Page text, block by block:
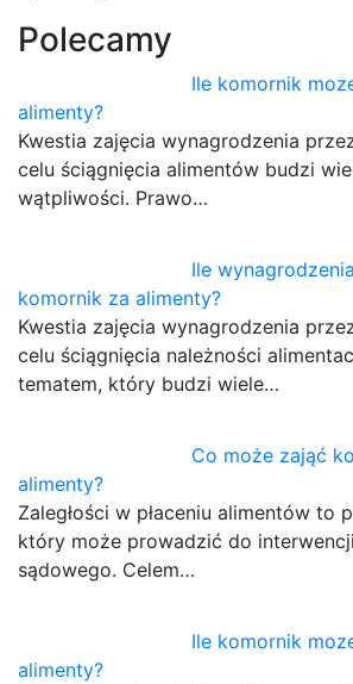
Polecamy
Ile komornik
alimenty?
Kwestia zajęcia wynagrodzenia
celu ściągnięcia alimentów budzi
wątpliwości. Prawo…
Ile
komornik za alimenty?
Kwestia zajęcia wynagrodzenia
celu ściągnięcia należności
tematem, który budzi wiele…
Co może zająć
alimenty?
Zaległości w płaceniu alimentów to
który może prowadzić do
sądowego. Celem…
Ile komornik
alimenty?